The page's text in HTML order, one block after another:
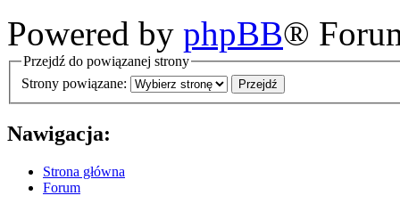
Powered by phpBB®
Przejdź do powiązanej strony
Strony powiązane:
Nawigacja:
Strona główna
Forum